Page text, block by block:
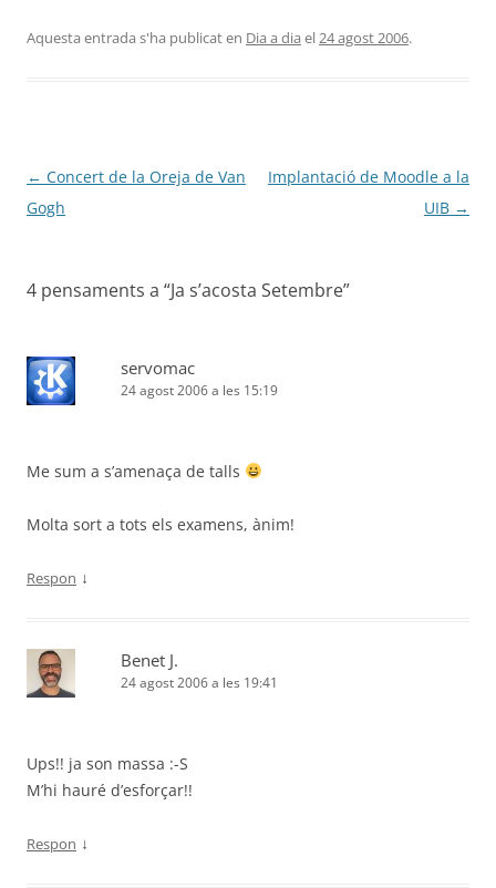
Aquesta entrada s'ha publicat en Dia a dia el24 agost 2006.
Navegació
per
← Concert de la Oreja de Van
Gogh
Implantació de Moodle a la
UIB →
4 pensaments a “Ja s’acosta Setembre”
servomac
24 agost 2006 a les 15:19
Me sum a s’amenaça de talls
Molta sort a tots els examens, ànim!
Respon ↓
Benet J.
24 agost 2006 a les 19:41
Ups!! ja son massa :-S
M’hi hauré d’esforçar!!
Respon ↓